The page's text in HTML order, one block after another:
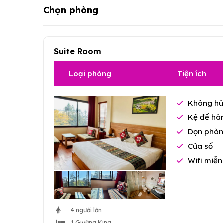
Chọn phòng
Suite Room
Loại phòng Tiện ích
4 người lớn
Không
Kệ để
Dọn
Cửa sổ
Wifi